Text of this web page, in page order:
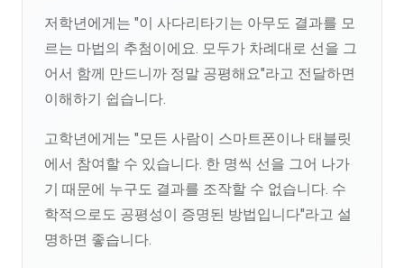
저학년에게는 "이 사다리타기는 아무도 결과를 모
르는 마법의 추첨이에요. 모두가 차례대로 선을 그
어서 함께 만드니까 정말 공평해요"라고 전달하면
이해하기 쉽습니다.
고학년에게는 "모든 사람이 스마트폰이나 태블릿
에서 참여할 수 있습니다. 한 명씩 선을 그어 나가
기 때문에 누구도 결과를 조작할 수 없습니다. 수
학적으로도 공평성이 증명된 방법입니다"라고 설
명하면 좋습니다.